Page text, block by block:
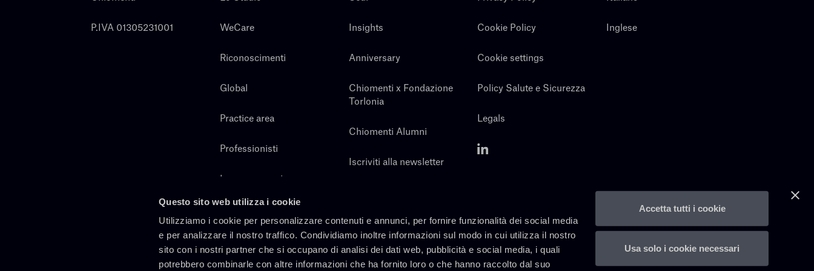
Questo sito web utilizza i cookie
Utilizziamo i cookie per personalizzare contenuti e annunci, per fornire funzionalità dei social media
e per analizzare il nostro traffico. Condividiamo inoltre informazioni sul modo in cui utilizza il nostro
sito con i nostri partner che si occupano di analisi dei dati web, pubblicità e social media, i quali
potrebbero combinarle con altre informazioni che ha fornito loro o che hanno raccolto dal suo
Accetta tutti i cookie
Usa solo i cookie necessari
P.IVA 01305231001 WeCare
Riconoscimenti
Global
Practice area
Professionisti
Lavora con noi
Insights
Anniversary
Chiomenti x Fondazione
Torlonia
Chiomenti Alumni
Iscriviti alla newsletter
Cookie Policy
Cookie settings
Policy Salute e Sicurezza
Legals
Inglese